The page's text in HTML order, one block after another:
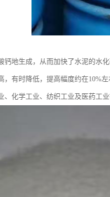
钙地生成，从而加快了水泥的水
，有时降低，提高幅度约在10%
、化学工业、纺织工业及医药工业